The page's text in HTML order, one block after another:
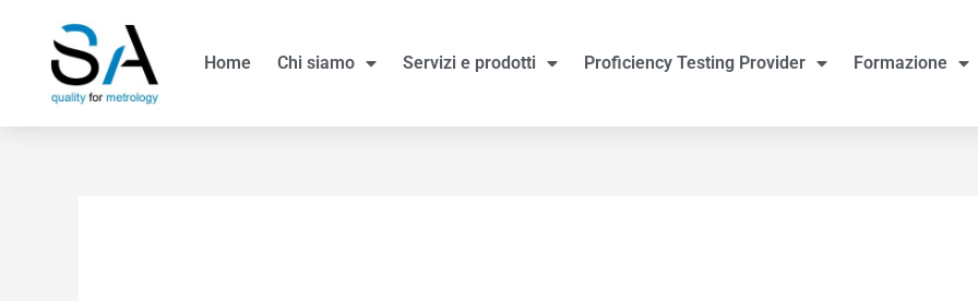
contenuto
Home Chi siamo Servizi e prodotti Proficiency Testing Provider Formazione